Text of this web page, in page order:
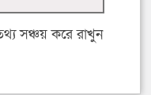
সঞ্চয় করে রাখুন